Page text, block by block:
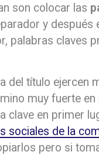
son colocar las
y
palabras claves
del título ejercen
muy fuerte en
clave en primer
sociales de la
pero si